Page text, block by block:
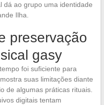
dá ao grupo uma identidade
Ilha.
preservação
gasy
foi suficiente para
suas limitações diante
de algumas práticas rituais.
digitais tentam